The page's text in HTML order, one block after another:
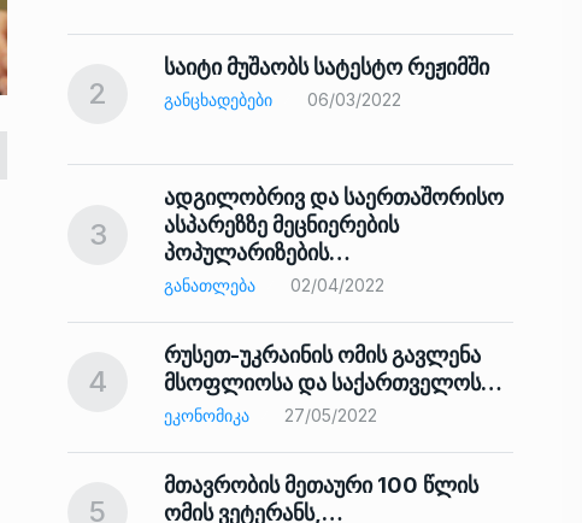
2
საიტი მუშაობს სატესტო რეჟიმში
ᲒᲐᲜᲪᲮᲐᲓᲔᲑᲔᲑᲘ 06/03/2022
3
ადგილობრივ და საერთაშორისო
ასპარეზზე მეცნიერების
პოპულარიზების…
ᲒᲐᲜᲐᲗᲚᲔᲑᲐ 02/04/2022
4
რუსეთ-უკრაინის ომის გავლენა
მსოფლიოსა და საქართველოს…
ᲔᲙᲝᲜᲝᲛᲘᲙᲐ 27/05/2022
5
მთავრობის მეთაური 100 წლის
ომის ვეტერანს,…